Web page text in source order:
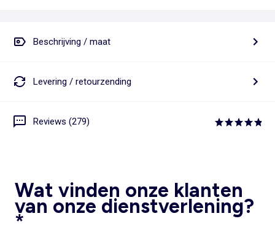
Beschrijving / maat
Levering / retourzending
Reviews (279)
Wat vinden onze klanten
van onze dienstverlening?
*